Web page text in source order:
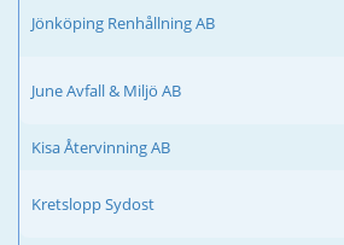
Jönköping Renhållning AB
June Avfall & Miljö AB
Kisa Återvinning AB
Kretslopp Sydost